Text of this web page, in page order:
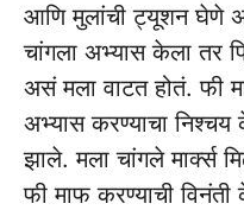
आणि मुलांची ट्यूशन घेणे
चांगला अभ्यास केला तर
असं मला वाटत होतं. फी
अभ्यास करण्याचा निश्चय
झाले. मला चांगले मार्क्स
फी माफ करण्याची विनंती